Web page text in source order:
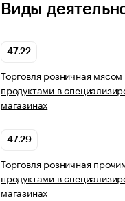
Виды
47.22
Торговля розничная
продуктами в
магазинах
47.29
Торговля розничная
продуктами в
магазинах